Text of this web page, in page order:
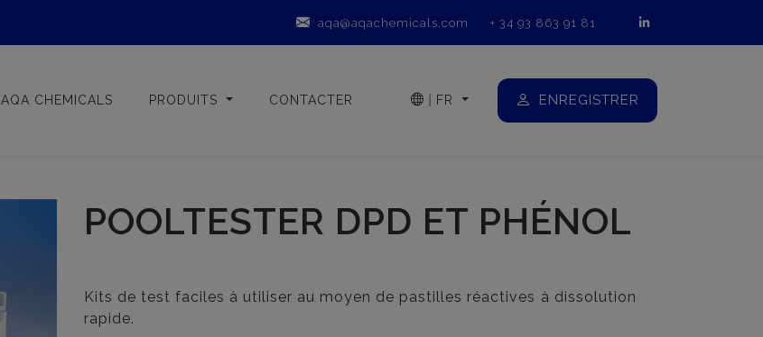
aqa@aqachemicals.com + 34 93 863 91 81
AQA CHEMICALS PRODUITS CONTACTER FR ENREGISTRER
POOLTESTER DPD ET PHÉNOL
Kits de test faciles à utiliser au moyen de pastilles réactives à dissolution
rapide.